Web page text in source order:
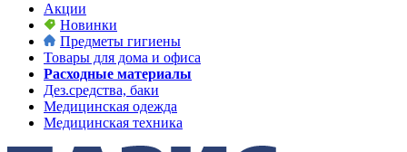
Акции
Новинки
Предметы гигиены
Товары для дома и офиса
Расходные материалы
Дез.средства, баки
Медицинская одежда
Медицинская техника